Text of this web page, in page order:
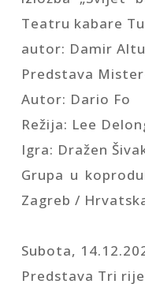
Teatru kabare
autor: Damir
Predstava
Autor: Dario Fo
Režija: Lee
Igra: Dražen
Grupa u
Zagreb /
Subota,
Predstava Tri